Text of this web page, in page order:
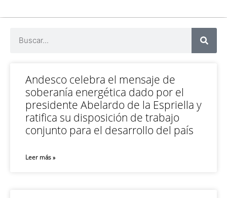
Andesco celebra el mensaje de
soberanía energética dado por el
presidente Abelardo de la Espriella y
ratifica su disposición de trabajo
conjunto para el desarrollo del país
Leer más »